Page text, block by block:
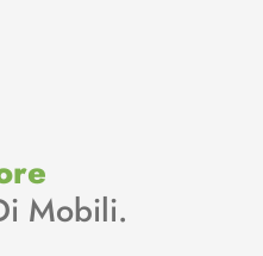
Mobili.